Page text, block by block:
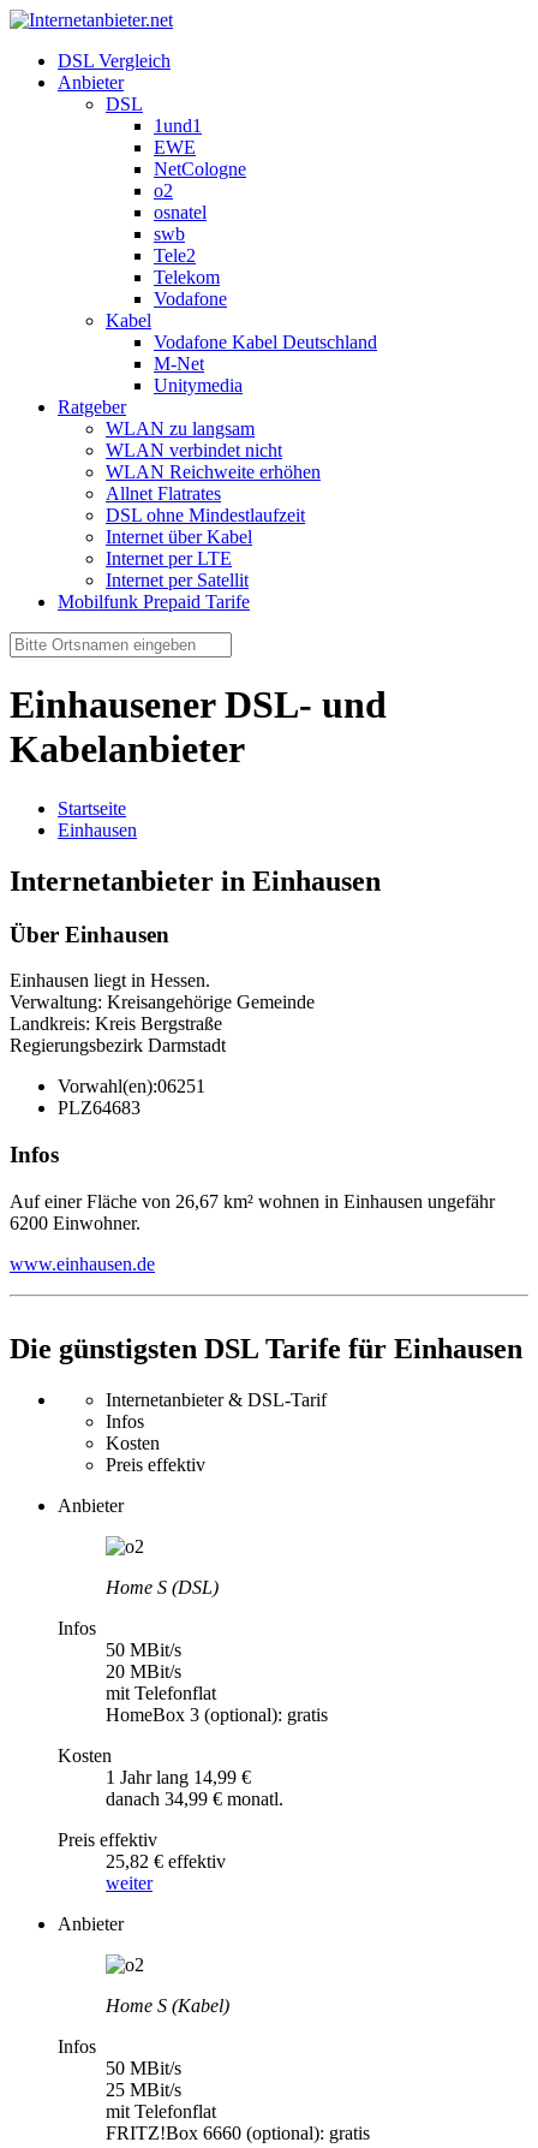
DSL Vergleich
Anbieter
DSL
1und1
EWE
NetCologne
o2
osnatel
swb
Tele2
Telekom
Vodafone
Kabel
Vodafone Kabel Deutschland
M-Net
Unitymedia
Ratgeber
WLAN zu langsam
WLAN verbindet nicht
WLAN Reichweite erhöhen
Allnet Flatrates
DSL ohne Mindestlaufzeit
Internet über Kabel
Internet per LTE
Internet per Satellit
Mobilfunk Prepaid Tarife
Einhausener DSL- und
Kabelanbieter
Startseite
Einhausen
Internetanbieter in Einhausen
Über Einhausen
Einhausen liegt in Hessen.
Verwaltung: Kreisangehörige Gemeinde
Landkreis: Kreis Bergstraße
Regierungsbezirk Darmstadt
Vorwahl(en):06251
PLZ64683
Infos
Auf einer Fläche von 26,67 km² wohnen in Einhausen ungefähr
6200 Einwohner.
www.einhausen.de
Die günstigsten DSL Tarife für Einhausen
Internetanbieter & DSL-Tarif
Infos
Kosten
Preis effektiv
Anbieter
Home S (DSL)
Infos
50 MBit/s
20 MBit/s
mit Telefonflat
HomeBox 3 (optional): gratis
Kosten
1 Jahr lang 14,99 €
danach 34,99 € monatl.
Preis effektiv
25,82 € effektiv
weiter
Anbieter
Home S (Kabel)
Infos
50 MBit/s
25 MBit/s
mit Telefonflat
FRITZ!Box 6660 (optional): gratis